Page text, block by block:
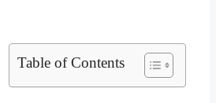
Table of Contents